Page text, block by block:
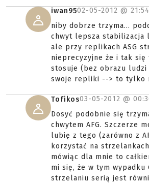
iwan9502-05-2012 @ 21:54
niby dobrze trzyma...
chwyt lepsza stabilizacja
ale przy replikach ASG
nieprecyzyjne że i tak się
stosuje (bez obrazu
swoje repliki --> to tylko
Tofikos03-05-2012 @
Dosyć podobnie się
chwytem AFG. Szczerze
lubię z tego (zarówno z
korzystać na
mówiąc dla mnie to
mi się, że w tym wypadku
strzelaniu serią jest